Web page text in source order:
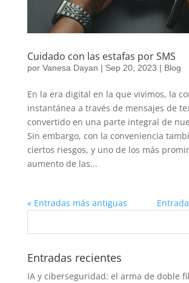
Cuidado con las estafas por SMS
por Vanesa Dayan | Sep 20, 2023 | Blog
En la era digital en la que vivimos, la
instantánea a través de mensajes de
convertido en una parte integral de
Sin embargo, con la conveniencia
ciertos riesgos, y uno de los más
aumento de las...
« Entradas más antiguas
Entradas recientes
IA y ciberseguridad: el arma de doble